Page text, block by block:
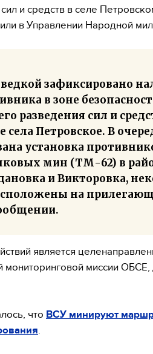
и средств в селе
в Управлении Народной
зафиксировано
в зоне
разведения сил и
Петровское. В
установка
мин (ТМ-62) в
и Викторовка,
на
является
мониторинговой миссии
что ВСУ минируют